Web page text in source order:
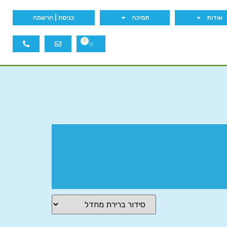
אודות תמיכה כניסה | הרשמה
0